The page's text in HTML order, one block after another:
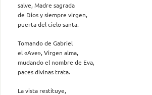
salve, Madre sagrada
de Dios y siempre virgen,
puerta del cielo santa.
Tomando de Gabriel
el «Ave», Virgen alma,
mudando el nombre de Eva,
paces divinas trata.
La vista restituye,